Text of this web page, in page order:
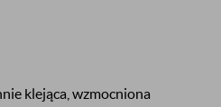
klejąca, wzmocniona